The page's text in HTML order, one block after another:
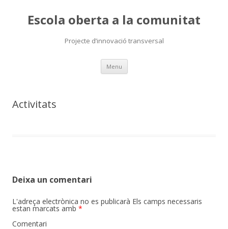
Escola oberta a la comunitat
Projecte d’innovació transversal
Menu Skip
content
Activitats
Deixa un comentari
L'adreça electrònica no es publicarà Els camps necessaris
estan marcats amb *
Comentari